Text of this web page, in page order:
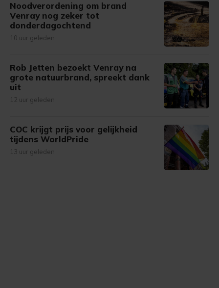
Noodverordening om brand
Venray nog zeker tot
donderdagochtend
10 uur geleden
Rob Jetten bezoekt Venray na
grote natuurbrand, spreekt dank
uit
12 uur geleden
COC krijgt prijs voor gelijkheid
tijdens WorldPride
13 uur geleden